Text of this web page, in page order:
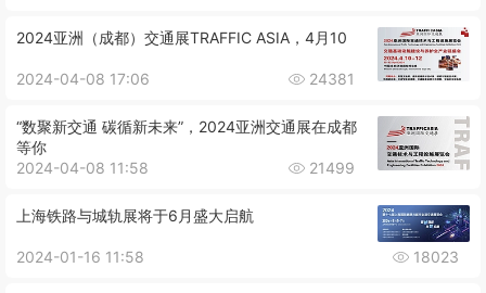
2024亚洲（成都）交通展TRAFFIC ASIA，4月10
2024-04-08 17:06 24381
“数聚新交通 碳循新未来”，2024亚洲交通展在成都
等你
2024-04-08 11:58
21499
上海铁路与城轨展将于6月盛大启航
2024-01-16 11:58 18023